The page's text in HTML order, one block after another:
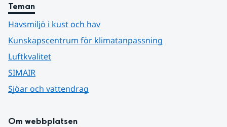
Teman
Havsmiljö i kust och hav
Kunskapscentrum för klimatanpassning
Luftkvalitet
SIMAIR
Sjöar och vattendrag
Om webbplatsen